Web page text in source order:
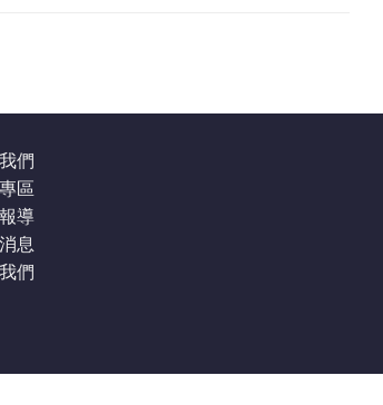
們
區
導
息
們